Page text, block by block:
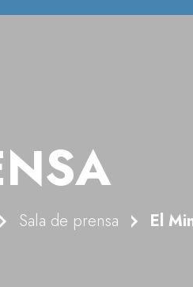
Sala de prensa